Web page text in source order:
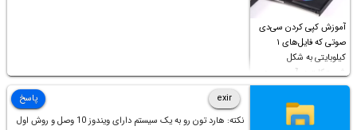
آموزش کپی کردن سی‌دی
صوتی که فایل‌های ۱
کیلوبایتی به شکل
شورت‌کات در آن موجود
است!
exir
نکته: هارد تون رو به یک سیستم دارای ویندوز 10 وصل و روش اول
پاسخ